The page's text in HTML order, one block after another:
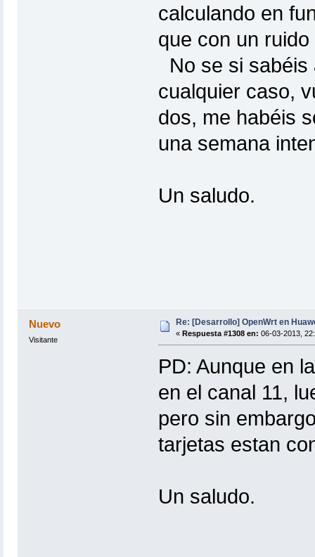
calculando en
que con un
No se si sabéis
cualquier caso,
dos, me habéis
una semana
Un saludo.
Nuevo
Visitante
Re: [Desarrollo] OpenWrt en
« Respuesta #1308 en: 06-03-2013,
PD: Aunque en
en el canal 11,
pero sin
tarjetas estan
Un saludo.